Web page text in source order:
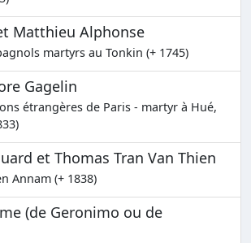
Matthieu Alphonse
martyrs au Tonkin (+ 1745)
Gagelin
étrangères de Paris - martyr à Hué,
et Thomas Tran Van Thien
Annam (+ 1838)
(de Geronimo ou de